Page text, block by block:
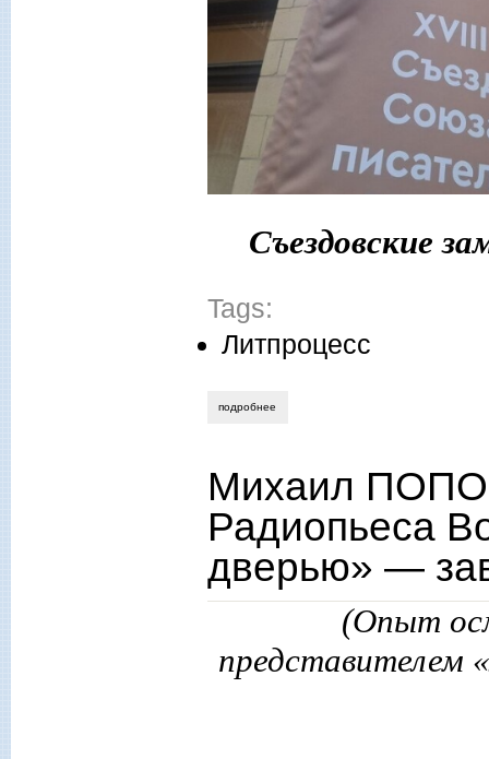
Съездовские
Tags:
Литпроцесс
подробнее
Михаил
Радиопьеса
дверью» —
(Опыт
представителем